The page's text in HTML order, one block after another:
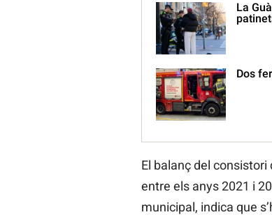
La
Dos
El balanç del
entre els anys 2021 i
municipal, indica que